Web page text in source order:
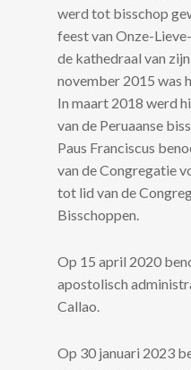
werd tot bisschop
feest van Onze-
de kathedraal van
november 2015 was
In maart 2018 werd
van de Peruaanse
Paus Franciscus
van de Congregatie
tot lid van de
Bisschoppen.
Op 15 april 2020
apostolisch
Callao.
Op 30 januari 2023